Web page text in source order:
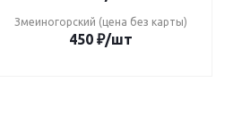
Змеиногорский (цена без карты)
450 ₽/шт